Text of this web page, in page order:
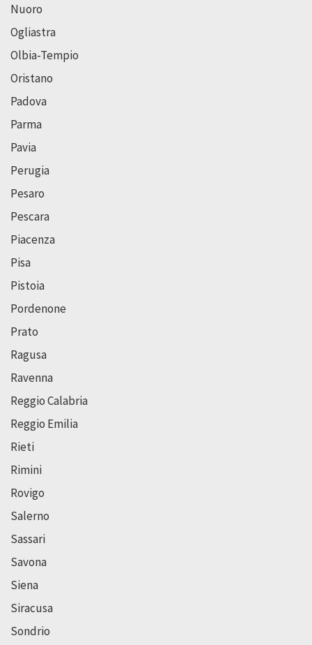
Nuoro
Ogliastra
Olbia-Tempio
Oristano
Padova
Parma
Pavia
Perugia
Pesaro
Pescara
Piacenza
Pisa
Pistoia
Pordenone
Prato
Ragusa
Ravenna
Reggio Calabria
Reggio Emilia
Rieti
Rimini
Rovigo
Salerno
Sassari
Savona
Siena
Siracusa
Sondrio